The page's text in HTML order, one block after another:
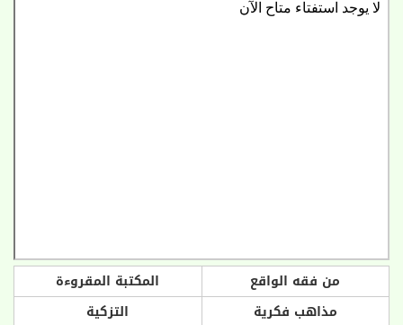
من فقه الواقع
المكتبة المقروءة
مذاهب فكرية
التزكية